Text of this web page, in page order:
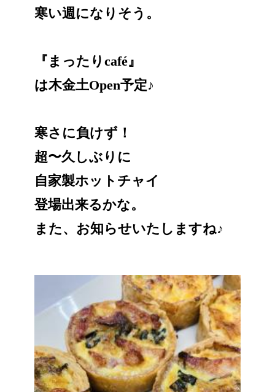
寒い週になりそう。
『まったりcafé』
は木金土Open予定♪
寒さに負けず！
超〜久しぶりに
自家製ホットチャイ
登場出来るかな。
また、お知らせいたしますね♪